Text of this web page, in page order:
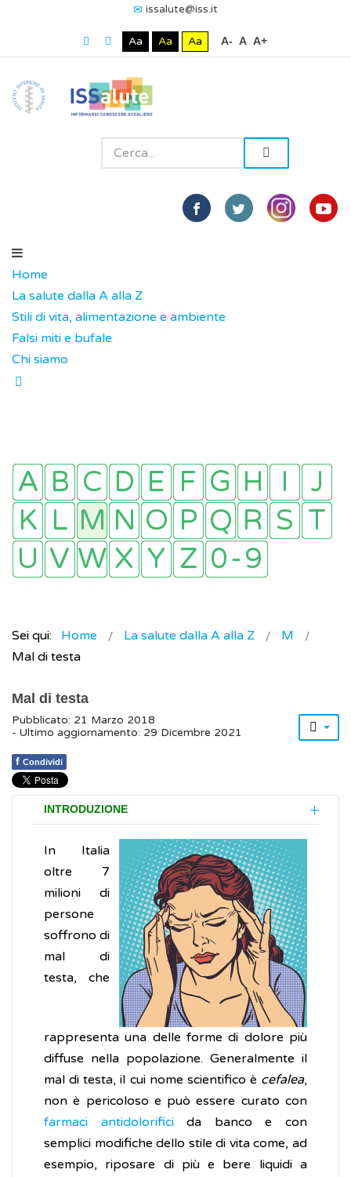
issalute@iss.it
Aa Aa Aa A- A A+
Home
La salute dalla A alla Z
Stili di vita, alimentazione e ambiente
Falsi miti e bufale
Chi siamo
Sei qui: Home La salute dalla A alla Z
M
Mal di testa
Mal di testa
Pubblicato: 21 Marzo 2018
- Ultimo aggiornamento: 29 Dicembre 2021
f Condividi
INTRODUZIONE
In Italia
oltre 7
milioni di
persone
soffrono di
mal di
testa, che
rappresenta una delle forme di dolore più
diffuse nella popolazione. Generalmente il
mal di testa, il cui nome scientifico è cefalea,
non è pericoloso e può essere curato con
farmaci antidolorificida banco e con
semplici modifiche dello stile di vita come, ad
esempio, riposare di più e bere liquidi a